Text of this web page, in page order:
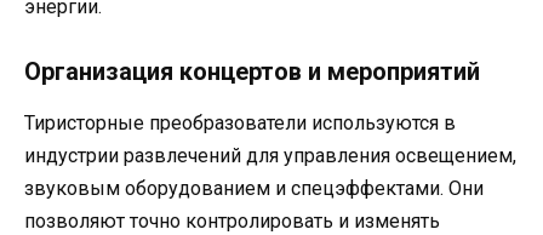
энергии.
Организация концертов и мероприятий
Тиристорные преобразователи используются в
индустрии развлечений для управления освещением,
звуковым оборудованием и спецэффектами. Они
позволяют точно контролировать и изменять